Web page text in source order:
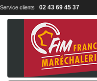
Service clients : 02 43 69 45 37